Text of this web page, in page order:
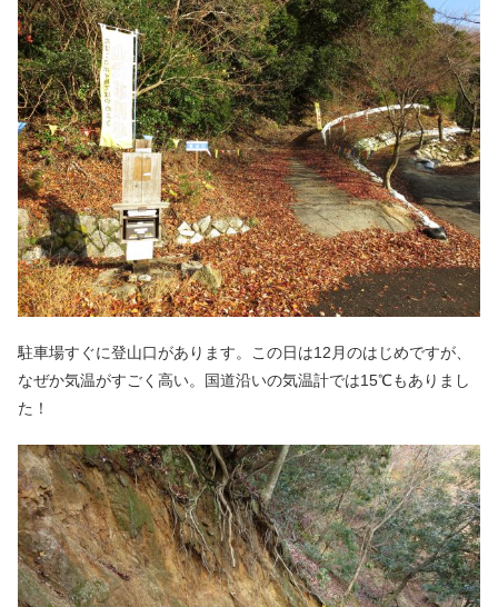
駐車場すぐに登山口があります。この日は12月のはじめですが、
なぜか気温がすごく高い。国道沿いの気温計では15℃もありまし
た！